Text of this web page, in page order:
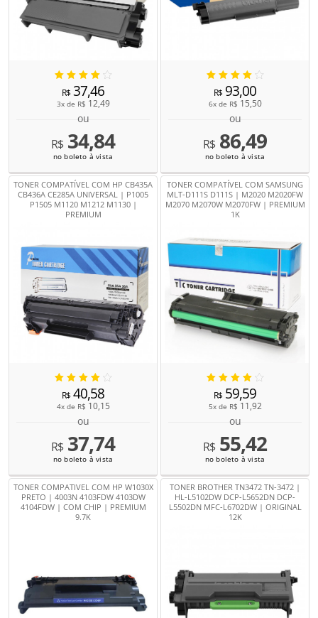
R$37,46
3x de R$ 12,49
ou
R$ 34,84
no boleto à vista
R$93,00
6x de R$ 15,50
ou
R$ 86,49
no boleto à vista
TONER COMPATÍVEL COM HP CB435A
CB436A CE285A UNIVERSAL | P1005
P1505 M1120 M1212 M1130 |
PREMIUM
R$40,58
4x de R$ 10,15
ou
R$ 37,74
no boleto à vista
TONER COMPATÍVEL COM SAMSUNG
MLT-D111S D111S | M2020 M2020FW
M2070 M2070W M2070FW | PREMIUM
1K
R$59,59
5x de R$ 11,92
ou
R$ 55,42
no boleto à vista
TONER COMPATIVEL COM HP W1030X
PRETO | 4003N 4103FDW 4103DW
4104FDW | COM CHIP | PREMIUM
9.7K
TONER BROTHER TN3472 TN-3472 |
HL-L5102DW DCP-L5652DN DCP-
L5502DN MFC-L6702DW | ORIGINAL
12K